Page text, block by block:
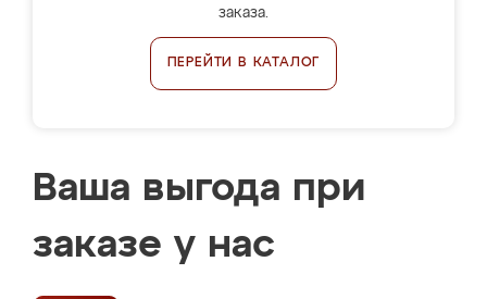
заказа.
ПЕРЕЙТИ В КАТАЛОГ
Ваша выгода при
заказе у нас